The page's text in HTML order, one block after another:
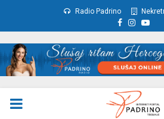
Radio Padrino
Facebook
PRIMARY